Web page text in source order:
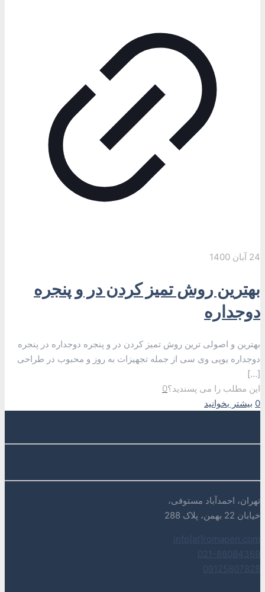
24 آبان 1400
بهترین روش تمیز کردن در و پنجره
دوجداره
بهترین و اصولی ترین روش تمیز کردن در و پنجره دوجداره در پنجره
دوجداره یوپی وی سی از جمله تجهیزات به روز و محبوب در طراحی
[…]
این مطلب را می پسندید؟0
0 بیشتر بخوانید
تهران، احمدآباد مستوفی،
خیابان 22 بهمن، پلاک 288
info[at]romapen.com
021-88084369
09125807828